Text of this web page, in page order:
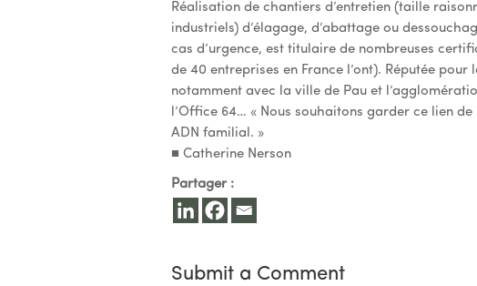
Réalisation de chantiers d’entretien (taille
industriels) d’élagage, d’abattage ou
cas d’urgence, est titulaire de nombreuses
de 40 entreprises en France l’ont). Réputée
notamment avec la ville de Pau et
l’Office 64… « Nous souhaitons garder ce lien
ADN familial. »
■ Catherine Nerson
Partager :
Submit a Comment